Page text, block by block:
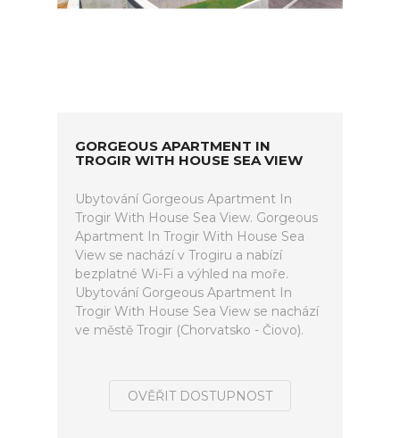
GORGEOUS APARTMENT IN
TROGIR WITH HOUSE SEA VIEW
Ubytování Gorgeous Apartment In
Trogir With House Sea View. Gorgeous
Apartment In Trogir With House Sea
View se nachází v Trogiru a nabízí
bezplatné Wi-Fi a výhled na moře.
Ubytování Gorgeous Apartment In
Trogir With House Sea View se nachází
ve městě Trogir (Chorvatsko - Čiovo).
OVĚŘIT DOSTUPNOST